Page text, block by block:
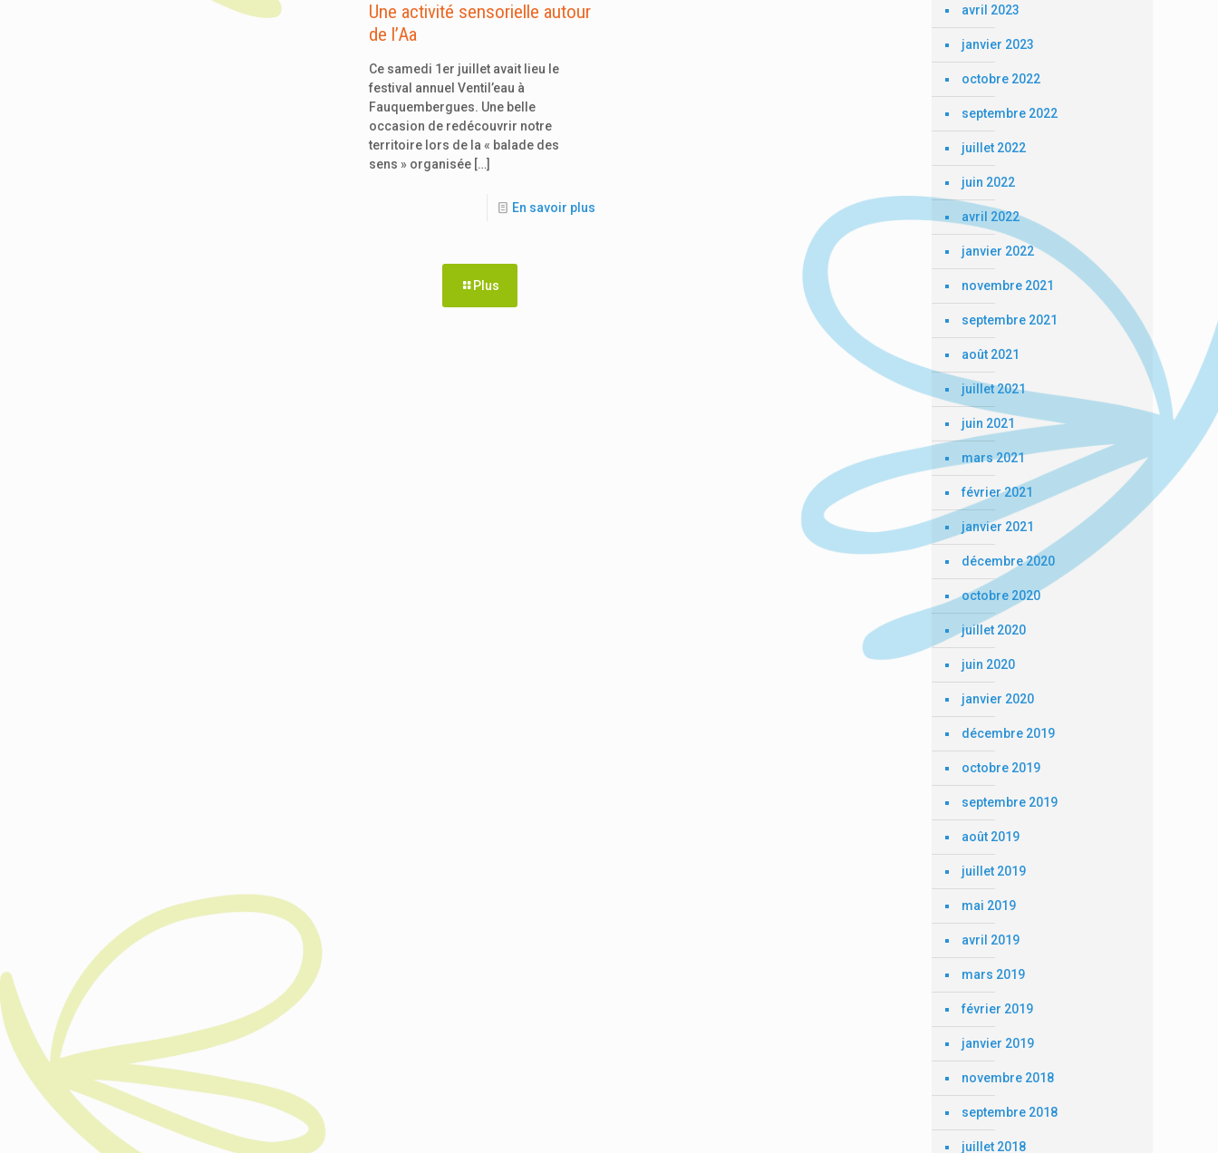
Une activité sensorielle autour
de l’Aa
Ce samedi 1er juillet avait lieu le
festival annuel Ventil’eau à
Fauquembergues. Une belle
occasion de redécouvrir notre
territoire lors de la « balade des
sens » organisée[…]
En savoir plus
Plus
avril 2023
janvier 2023
octobre 2022
septembre 2022
juillet 2022
juin 2022
avril 2022
janvier 2022
novembre 2021
septembre 2021
août 2021
juillet 2021
juin 2021
mars 2021
février 2021
janvier 2021
décembre 2020
octobre 2020
juillet 2020
juin 2020
janvier 2020
décembre 2019
octobre 2019
septembre 2019
août 2019
juillet 2019
mai 2019
avril 2019
mars 2019
février 2019
janvier 2019
novembre 2018
septembre 2018
juillet 2018